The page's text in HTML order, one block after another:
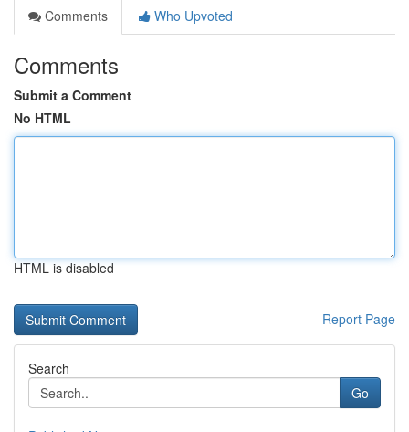
Comments
Who Upvoted
Comments
Submit a Comment
No HTML
HTML is disabled
Report Page
Search
Go